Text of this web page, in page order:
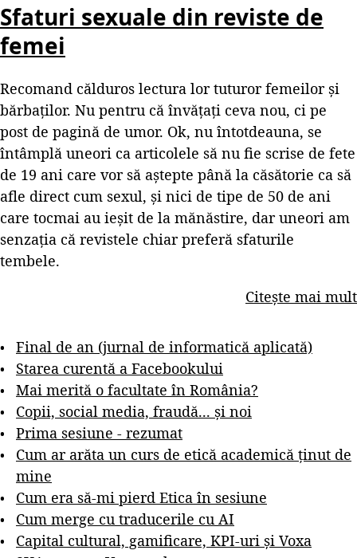
Sfaturi sexuale din reviste de
femei
Recomand călduros lectura lor tuturor femeilor și
bărbaților. Nu pentru că învățați ceva nou, ci pe
post de pagină de umor. Ok, nu întotdeauna, se
întâmplă uneori ca articolele să nu fie scrise de fete
de 19 ani care vor să aștepte până la căsătorie ca să
afle direct cum sexul, și nici de tipe de 50 de ani
care tocmai au ieșit de la mănăstire, dar uneori am
senzația că revistele chiar preferă sfaturile
tembele.
Citește mai mult
Final de an (jurnal de informatică aplicată)
Starea curentă a Facebookului
Mai merită o facultate în România?
Copii, social media, fraudă... și noi
Prima sesiune - rezumat
Cum ar arăta un curs de etică academică ținut de
mine
Cum era să-mi pierd Etica în sesiune
Cum merge cu traducerile cu AI
Capital cultural, gamificare, KPI-uri și Voxa